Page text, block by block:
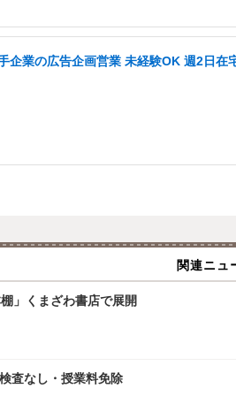
企業の広告企画営業 未経験OK 週2日在
関連ニュ
」くまざわ書店で展開
査なし・授業料免除